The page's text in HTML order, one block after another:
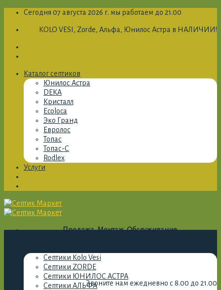
Skip
content
Сегодня 07 августа 2026 г. мы работаем до 21.00
KOLO VESI, Zorde, Альфа, Юнилос Астра в НАЛИЧИИ!
Каталог септиков
Юнилос Астра
DEKA
Кристалл
Ecoloca
Эко Гранд
Евролос
Топас
Топас-С
Rodlex
Услуги
Продажа. Монтаж. Обслуживание.
Звоните нам ежедневно с 8.00 до 21.00
Септики Kolo Vesi
Септики ZORDE
Септики ЮНИЛОС АСТРА
Септики АЛЬФА